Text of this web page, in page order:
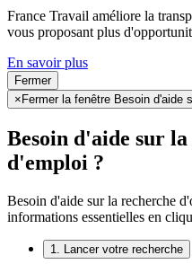
France Travail améliore la
vous proposant plus
En savoir plus
Fermer
× Fermer la fenêtre Besoin d'aide
Besoin d'aide sur
d'emploi ?
Besoin d'aide sur la recherche
informations essentielles en
1. Lancer votre recherche